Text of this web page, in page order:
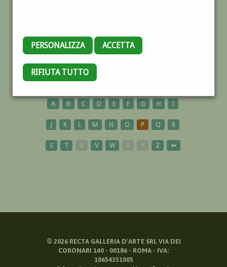
PERSONALIZZA ACCETTA
RIFIUTA TUTTO
VOLTO
A B C D E F G H I
J K L M N O P Q R
S T U V W X Y Z ⬅
© 2026RECTA GALLERIA D'ARTE SRL VIA DEI
CORONARI 140 - 00186 - ROMA - IVA:
10654351005